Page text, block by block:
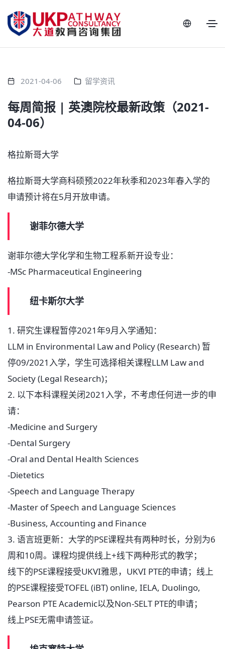
2021-04-06 留学资讯
每周简报 | 英澳院校最新政策（2021-
04-06）
格拉斯哥大学
格拉斯哥大学商科硕预2022年秋季和2023年春入学的
申请预计将在5月开放申请。
谢菲尔德大学
谢菲尔德大学化学和生物工程系新开设专业：
-MSc Pharmaceutical Engineering
纽卡斯尔大学
1. 研究生课程暂停2021年9月入学通知：
LLM in Environmental Law and Policy (Research) 暂
停09/2021入学，学生可选择相关课程LLM Law and
Society (Legal Research)；
2. 以下本科课程关闭2021入学，不考虑任何进一步的申
请：
-Medicine and Surgery
-Dental Surgery
-Oral and Dental Health Sciences
-Dietetics
-Speech and Language Therapy
-Master of Speech and Language Sciences
-Business, Accounting and Finance
3. 语言班更新：大学的PSE课程共有两种时长，分别为6
周和10周。课程均提供线上+线下两种形式的教学；
线下的PSE课程接受UKVI雅思，UKVI PTE的申请；线上
的PSE课程接受TOFEL (iBT) online, IELA, Duolingo,
Pearson PTE Academic以及Non-SELT PTE的申请；
线上PSE无需申请签证。